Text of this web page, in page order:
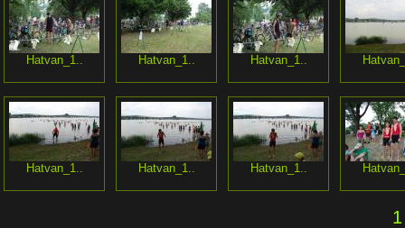
Hatvan_1.. Hatvan_1.. Hatvan_1..
Hatvan_1.. Hatvan_1.. Hatvan_1..